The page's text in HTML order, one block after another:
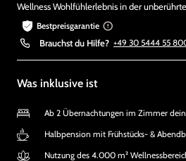
Wellness Wohlfühlerlebnis in der
Bestpreisgarantie
Brauchst du Hilfe? +49 30 5444 55
Was inklusive ist
Ab 2 Übernachtungen im Zimmer
Halbpension mit Frühstücks- &
Nutzung des 4.000 m²